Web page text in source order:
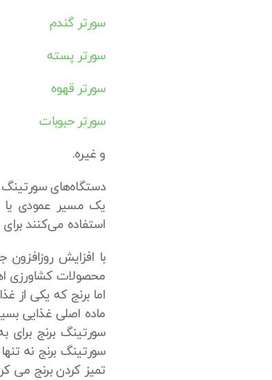
سورتر گندم
سورتر پسته
سورتر قهوه
سورتر حبوبات
و غیره.
یک مسیر عمودی یا
استفاده می‌کنند
با افزایش
محصولات کشاورزی
اما برنج که یکی از
ماده اصلی غذایی
سورتینگ برنج
سورتینگ برنج نه
تمیز کردن برنج می